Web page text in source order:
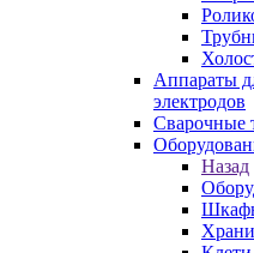
Аппараты
электродов
Сварочные
Назад